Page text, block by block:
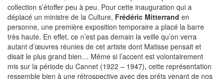
collection s’étoffer peu à peu. Pour cette inauguration qui a
déplacé un ministre de la Culture, Frédéric Mitterrand en
personne, une première exposition temporaire a placé la barre
très haute. En effet, ce n’est pas demain la veille qu’on verra
autant d’œuvres réunies de cet artiste dont Matisse pensait et
disait le plus grand bien… Même si l’accent est volontairement
mis sur la période du Cannet (1922 – 1947), cette représentation
ressemble bien à une rétrospective avec des prêts venant de nos